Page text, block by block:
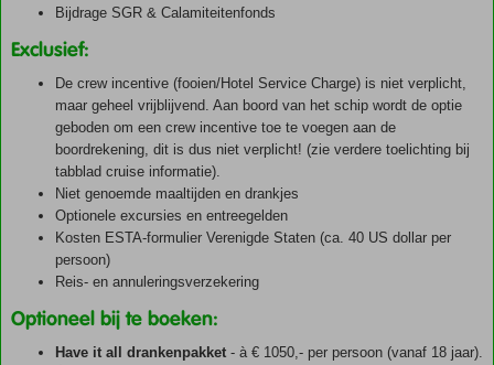
Bijdrage SGR & Calamiteitenfonds
Exclusief:
De crew incentive (fooien/Hotel Service Charge) is niet verplicht,
maar geheel vrijblijvend. Aan boord van het schip wordt de optie
geboden om een crew incentive toe te voegen aan de
boordrekening, dit is dus niet verplicht! (zie verdere toelichting bij
tabblad cruise informatie).
Niet genoemde maaltijden en drankjes
Optionele excursies en entreegelden
Kosten ESTA-formulier Verenigde Staten (ca. 40 US dollar per
persoon)
Reis- en annuleringsverzekering
Optioneel bij te boeken:
Have it all drankenpakket - à € 1050,- per persoon (vanaf 18 jaar).